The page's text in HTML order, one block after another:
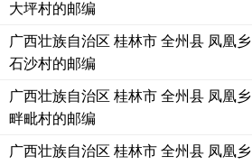
大坪村的邮编
广西壮族自治区 桂林市 全州县 凤凰乡
石沙村的邮编
广西壮族自治区 桂林市 全州县 凤凰乡
畔毗村的邮编
广西壮族自治区 桂林市 全州县 凤凰乡